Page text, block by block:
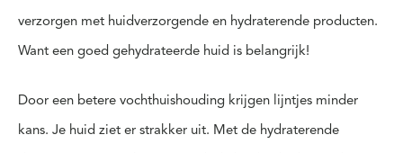
verzorgen met huidverzorgende en hydraterende producten.
Want een goed gehydrateerde huid is belangrijk!
Door een betere vochthuishouding krijgen lijntjes minder
kans. Je huid ziet er strakker uit. Met de hydraterende